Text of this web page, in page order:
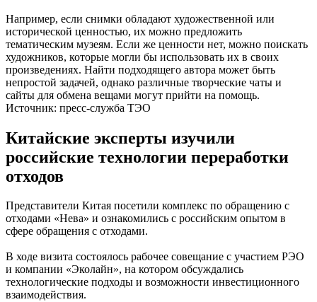
Например, если снимки обладают художественной или
исторической ценностью, их можно предложить
тематическим музеям. Если же ценности нет, можно поискать
художников, которые могли бы использовать их в своих
произведениях. Найти подходящего автора может быть
непростой задачей, однако различные творческие чаты и
сайты для обмена вещами могут прийти на помощь.
Источник: пресс-служба ТЭО
Китайские эксперты изучили
российские технологии переработки
отходов
Представители Китая посетили комплекс по обращению с
отходами «Нева» и ознакомились с российским опытом в
сфере обращения с отходами.
В ходе визита состоялось рабочее совещание с участием РЭО
и компании «Эколайн», на котором обсуждались
технологические подходы и возможности инвестиционного
взаимодействия.